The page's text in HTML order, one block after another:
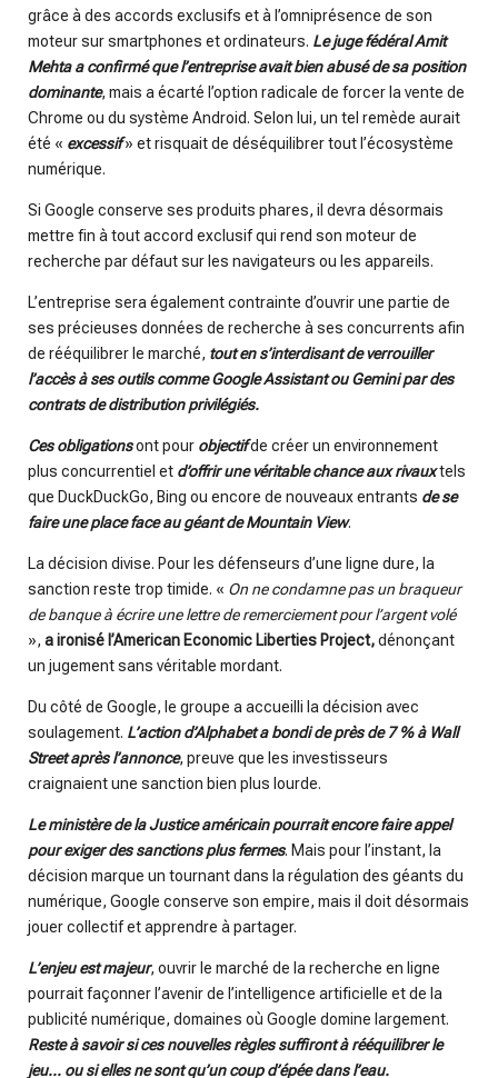
grâce à des accords exclusifs et à l’omniprésence de son
moteur sur smartphones et ordinateurs. Le juge fédéral Amit
Mehta a confirmé que l’entreprise avait bien abusé de sa position
dominante, mais a écarté l’option radicale de forcer la vente de
Chrome ou du système Android. Selon lui, un tel remède aurait
été « excessif» et risquait de déséquilibrer tout l’écosystème
numérique.
Si Google conserve ses produits phares, il devra désormais
mettre fin à tout accord exclusif qui rend son moteur de
recherche par défaut sur les navigateurs ou les appareils.
L’entreprise sera également contrainte d’ouvrir une partie de
ses précieuses données de recherche à ses concurrents afin
de rééquilibrer le marché, tout en s’interdisant de verrouiller
l’accès à ses outils comme Google Assistant ou Gemini par des
contrats de distribution privilégiés.
Ces obligationsont pour objectifde créer un environnement
plus concurrentiel et d’offrir une véritable chance aux rivauxtels
que DuckDuckGo, Bing ou encore de nouveaux entrants de se
faire une place face au géant de Mountain View.
La décision divise. Pour les défenseurs d’une ligne dure, la
sanction reste trop timide. « On ne condamne pas un braqueur
de banque à écrire une lettre de remerciement pour l’argent volé
», a ironisé l’American Economic Liberties Project,dénonçant
un jugement sans véritable mordant.
Du côté de Google, le groupe a accueilli la décision avec
soulagement. L’action d’Alphabet a bondi de près de 7 % à Wall
Street après l’annonce, preuve que les investisseurs
craignaient une sanction bien plus lourde.
Le ministère de la Justice américain pourrait encore faire appel
pour exiger des sanctions plus fermes. Mais pour l’instant, la
décision marque un tournant dans la régulation des géants du
numérique, Google conserve son empire, mais il doit désormais
jouer collectif et apprendre à partager.
L’enjeu est majeur, ouvrir le marché de la recherche en ligne
pourrait façonner l’avenir de l’intelligence artificielle et de la
publicité numérique, domaines où Google domine largement.
Reste à savoir si ces nouvelles règles suffiront à rééquilibrer le
jeu… ou si elles ne sont qu’un coup d’épée dans l’eau.